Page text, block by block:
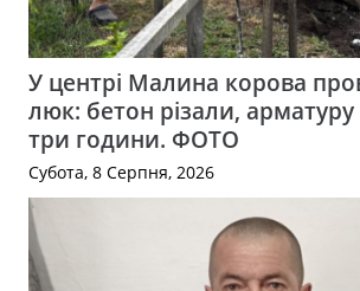
У центрі Малина корова
люк: бетон різали, арматуру
три години. ФОТО
Субота, 8 Серпня, 2026